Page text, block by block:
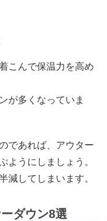
こんで保温力を高め
が多くなっていま
であれば、アウター
ようにしましょう。
減してしまいます。
ダウン8選